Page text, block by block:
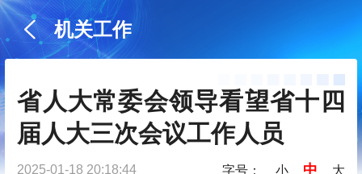
机关工作
省人大常委会领导看望省十四
届人大三次会议工作人员
2025-01-18 20:18:44 字号： 小 中 大